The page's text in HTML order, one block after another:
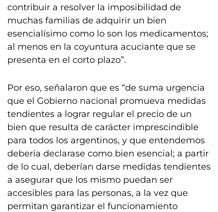
contribuir a resolver la imposibilidad de
muchas familias de adquirir un bien
esencialísimo como lo son los medicamentos;
al menos en la coyuntura acuciante que se
presenta en el corto plazo”.
Por eso, señalaron que es “de suma urgencia
que el Gobierno nacional promueva medidas
tendientes a lograr regular el precio de un
bien que resulta de carácter imprescindible
para todos los argentinos, y que entendemos
debería declarase como bien esencial; a partir
de lo cual, deberían darse medidas tendientes
a asegurar que los mismo puedan ser
accesibles para las personas, a la vez que
permitan garantizar el funcionamiento